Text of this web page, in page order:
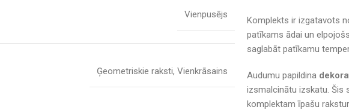
Vienpusējs
Ģeometriskie raksti, Vienkrāsains
Komplekts ir izgatavots
patīkams ādai un
saglabāt patīkamu
Audumu papildina
izsmalcinātu izskatu. Šis
komplektam īpašu